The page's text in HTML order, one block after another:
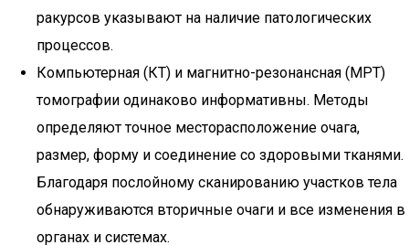
ракурсов указывают на наличие патологических
процессов.
Компьютерная (КТ) и магнитно-резонансная (МРТ)
томографии одинаково информативны. Методы
определяют точное месторасположение очага,
размер, форму и соединение со здоровыми тканями.
Благодаря послойному сканированию участков тела
обнаруживаются вторичные очаги и все изменения в
органах и системах.